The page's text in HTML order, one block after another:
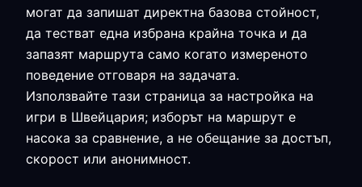
могат да запишат директна базова стойност,
да тестват една избрана крайна точка и да
запазят маршрута само когато измереното
поведение отговаря на задачата.
Използвайте тази страница за настройка на
игри в Швейцария; изборът на маршрут е
насока за сравнение, а не обещание за достъп,
скорост или анонимност.